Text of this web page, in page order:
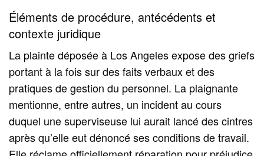
Éléments de procédure, antécédents et
contexte juridique
La plainte déposée à Los Angeles expose des griefs
portant à la fois sur des faits verbaux et des
pratiques de gestion du personnel. La plaignante
mentionne, entre autres, un incident au cours
duquel une superviseuse lui aurait lancé des cintres
après qu’elle eut dénoncé ses conditions de travail.